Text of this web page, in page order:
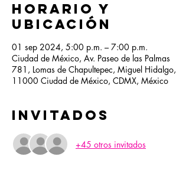
Horario y
ubicación
01 sep 2024, 5:00 p.m. – 7:00 p.m.
Ciudad de México, Av. Paseo de las Palmas
781, Lomas de Chapultepec, Miguel Hidalgo,
11000 Ciudad de México, CDMX, México
Invitados
+45 otros invitados